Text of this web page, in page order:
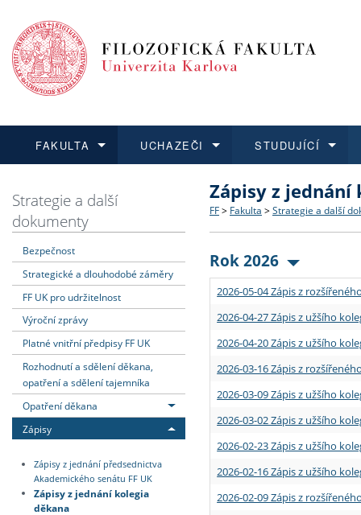
FAKULTA
Dozvědět se více
Struktura a historie
Strategie a další
Podpora a benefity pro
Absolventi fakulty
UCHAZEČI
Podat přihlášku
Co studovat a jak se
Učitelské studijní
Informace k průběhu
STUDUJÍCÍ
Dozvědět se více
Bakalářské a magisterské
Doktorské studium
Rigorózní řízení
Dozvědět se více
O vědě a výzkumu na FF
Akademické kvalifikace
Granty a projekty
Dozvědět se více
Aktuální nabídky a
Vyjíždějící studenti
Přijíždějící studenti
Vyjíždějící zaměstnanci
Strategie a další
dokumenty
Bezpečnost
Strategické a dlouhodobé záměry
FF UK pro udržitelnost
Výroční zprávy
Platné vnitřní předpisy FF UK
Rozhodnutí a sdělení děkana,
opatření a sdělení tajemníka
Opatření děkana
Zápisy
Zápisy z jednání předsednictva
Akademického senátu FF UK
Zápisy z jednání kolegia
děkana
Zápisy z jednání
FF > Fakulta > Strategie a další
Rok 2026
2026-05-04 Zápis z
2026-04-27 Zápis z užšího
2026-04-20 Zápis z užšího
2026-03-16 Zápis z
2026-03-09 Zápis z užšího
2026-03-02 Zápis z užšího
2026-02-23 Zápis z užšího
2026-02-16 Zápis z užšího
2026-02-09 Zápis z